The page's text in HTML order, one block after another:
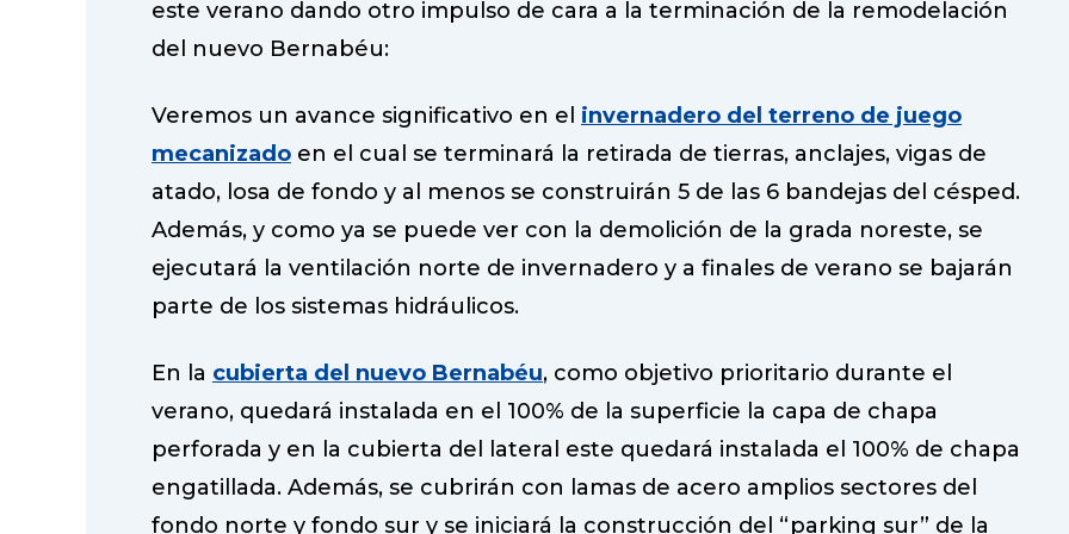
este verano dando otro impulso de cara a la terminación de la remodelación
del nuevo Bernabéu:
Veremos un avance significativo en el invernadero del terreno de juego
mecanizado en el cual se terminará la retirada de tierras, anclajes, vigas de
atado, losa de fondo y al menos se construirán 5 de las 6 bandejas del césped.
Además, y como ya se puede ver con la demolición de la grada noreste, se
ejecutará la ventilación norte de invernadero y a finales de verano se bajarán
parte de los sistemas hidráulicos.
En la cubierta del nuevo Bernabéu, como objetivo prioritario durante el
verano, quedará instalada en el 100% de la superficie la capa de chapa
perforada y en la cubierta del lateral este quedará instalada el 100% de chapa
engatillada. Además, se cubrirán con lamas de acero amplios sectores del
fondo norte y fondo sur y se iniciará la construcción del “parking sur” de la